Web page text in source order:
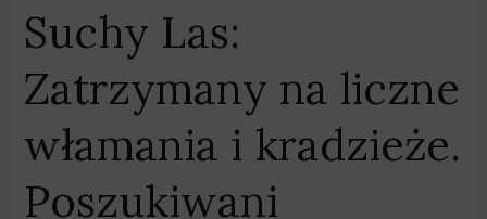
Suchy Las:
Zatrzymany na liczne
włamania i kradzieże.
Poszukiwani
odzyskanych
przedmiotów